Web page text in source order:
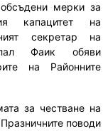
мерки за
капацитет на
секретар на
Фаик обяви
на Районните
за честване на
поводи